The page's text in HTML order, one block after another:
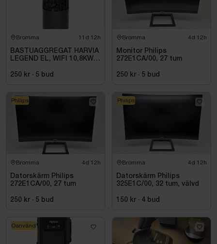
Bromma 11d 12h
BASTUAGGREGAT HARVIA
LEGEND EL, WIFI 10,8KW
250 kr · 5 bud
Bromma 4d 12h
Monitor Philips
272E1CA/00, 27 tum
250 kr · 5 bud
Bromma 4d 12h
Datorskärm Philips
272E1CA/00, 27 tum
250 kr · 5 bud
Philips
Bromma 4d 12h
Datorskärm Philips
325E1C/00, 32 tum, välvd
150 kr · 4 bud
Philips
Oanvänd